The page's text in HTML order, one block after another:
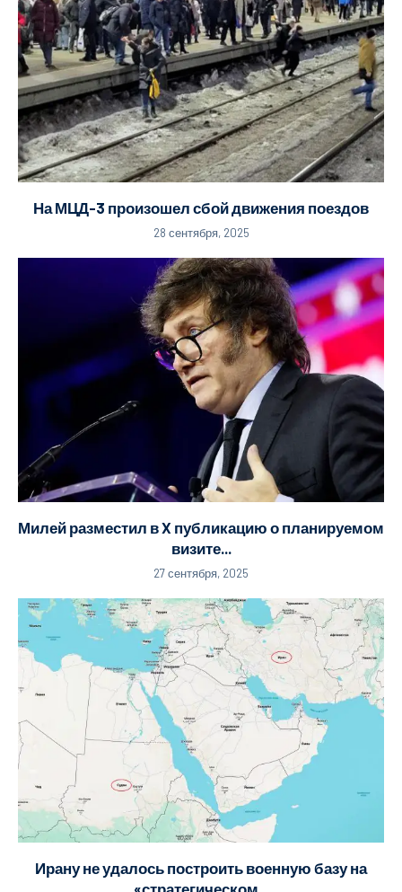
На МЦД-3 произошел сбой движения поездов
28 сентября, 2025
Милей разместил в X публикацию о планируемом
визите...
27 сентября, 2025
Ирану не удалось построить военную базу на
«стратегическом...